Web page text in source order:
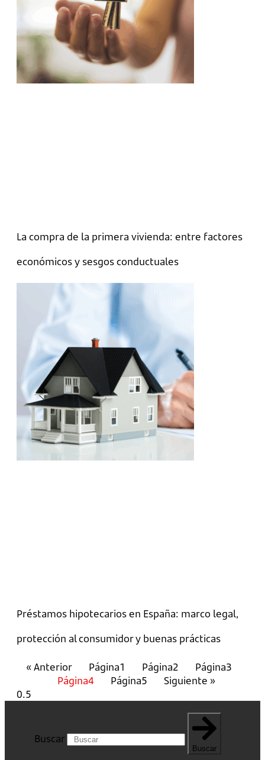
La compra de la primera vivienda: entre factores
económicos y sesgos conductuales
Préstamos hipotecarios en España: marco legal,
protección al consumidor y buenas prácticas
« Anterior Página1 Página2 Página3
Página4 Página5 Siguiente »
Buscar
Buscar